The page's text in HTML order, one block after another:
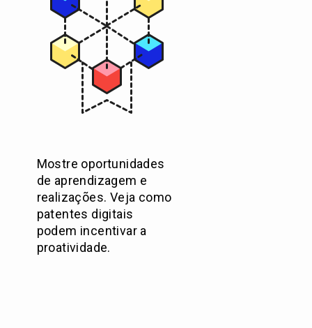
Mostre oportunidades
de aprendizagem e
realizações. Veja como
patentes digitais
podem incentivar a
proatividade.